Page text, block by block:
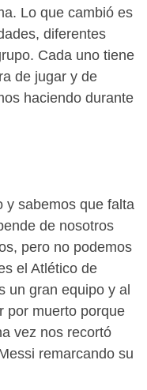
Lo que cambió es
diferentes
Cada uno tiene
de jugar y de
haciendo durante
y sabemos que falta
de nosotros
pero no podemos
el Atlético de
un gran equipo y al
por muerto porque
vez nos recortó
remarcando su